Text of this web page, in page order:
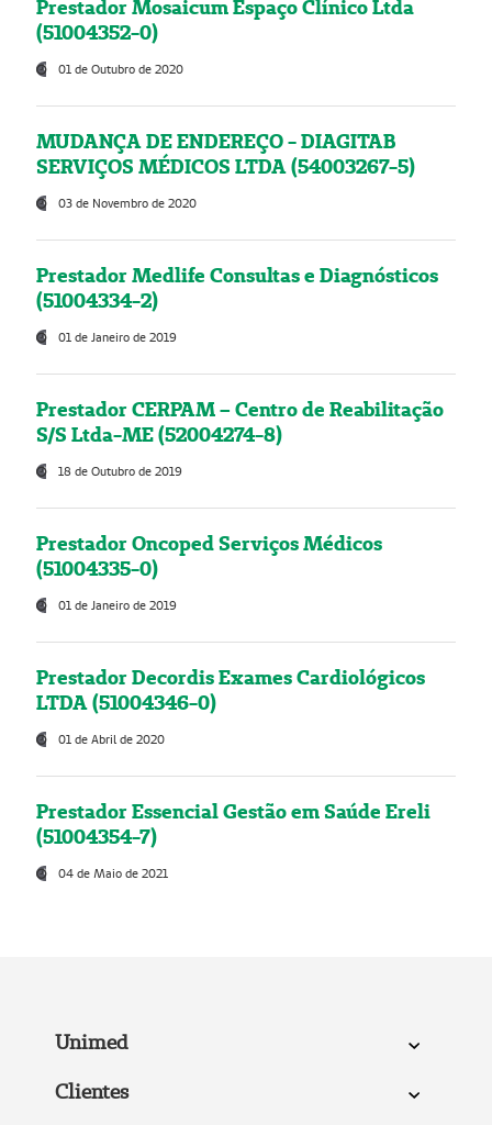
Prestador Mosaicum Espaço Clínico Ltda
(51004352-0)
01 de Outubro de 2020
MUDANÇA DE ENDEREÇO - DIAGITAB
SERVIÇOS MÉDICOS LTDA (54003267-5)
03 de Novembro de 2020
Prestador Medlife Consultas e Diagnósticos
(51004334-2)
01 de Janeiro de 2019
Prestador CERPAM – Centro de Reabilitação
S/S Ltda-ME (52004274-8)
18 de Outubro de 2019
Prestador Oncoped Serviços Médicos
(51004335-0)
01 de Janeiro de 2019
Prestador Decordis Exames Cardiológicos
LTDA (51004346-0)
01 de Abril de 2020
Prestador Essencial Gestão em Saúde Ereli
(51004354-7)
04 de Maio de 2021
Unimed
Clientes